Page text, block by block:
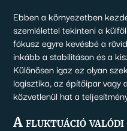
Ebben a környezetben
szemlélettel tekinteni a
fókusz egyre kevésbé a
inkább a stabilitáson és a
Különösen igaz ez olyan
logisztika, az építőipar vagy
közvetlenül hat a
A fluktuáció valódi